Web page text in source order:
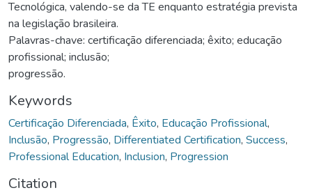
Tecnológica, valendo-se da TE enquanto estratégia prevista
na legislação brasileira.
Palavras-chave: certificação diferenciada; êxito; educação
profissional; inclusão;
progressão.
Keywords
Certificação Diferenciada, Êxito, Educação Profissional,
Inclusão, Progressão, Differentiated Certification, Success,
Professional Education, Inclusion, Progression
Citation